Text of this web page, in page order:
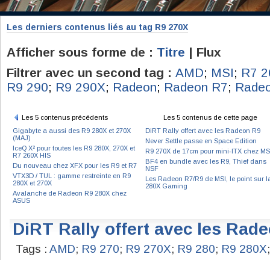
Les derniers contenus liés au tag R9 270X
Afficher sous forme de : Titre | Flux
Filtrer avec un second tag : AMD; MSI; R7
R9 290; R9 290X; Radeon; Radeon R7;
Les 5 contenus précédents
Gigabyte a aussi des R9 280X et 270X
(MAJ)
IceQ X² pour toutes les R9 280X, 270X et
R7 260X HIS
Du nouveau chez XFX pour les R9 et R7
VTX3D / TUL : gamme restreinte en R9
280X et 270X
Avalanche de Radeon R9 280X chez
ASUS
Les 5 contenus de cette page
DiRT Rally offert avec les Radeon R9
Never Settle passe en Space Edition
R9 270X de 17cm pour mini-ITX chez
BF4 en bundle avec les R9, Thief dans
NSF
Les Radeon R7/R9 de MSI, le point sur
280X Gaming
DiRT Rally offert avec les
Tags : AMD; R9 270; R9 270X; R9 280; R9 280X